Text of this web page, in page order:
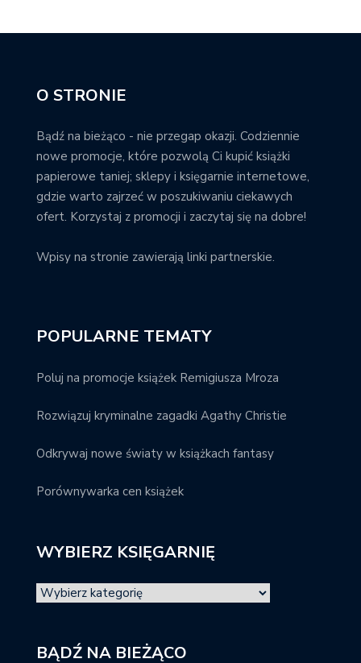
O STRONIE
Bądź na bieżąco - nie przegap okazji. Codziennie
nowe promocje, które pozwolą Ci kupić książki
papierowe taniej; sklepy i księgarnie internetowe,
gdzie warto zajrzeć w poszukiwaniu ciekawych
ofert. Korzystaj z promocji i zaczytaj się na dobre!
Wpisy na stronie zawierają linki partnerskie.
POPULARNE TEMATY
Poluj na promocje książek Remigiusza Mroza
Rozwiązuj kryminalne zagadki Agathy Christie
Odkrywaj nowe światy w książkach fantasy
Porównywarka cen książek
WYBIERZ KSIĘGARNIĘ
BĄDŹ NA BIEŻĄCO